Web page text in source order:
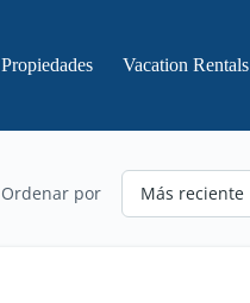
Propiedades Vacation Rentals
Ordenar por